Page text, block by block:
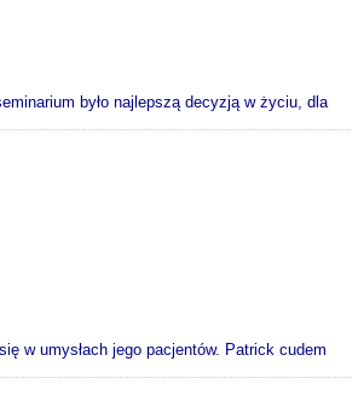
było najlepszą decyzją w życiu, dla
w umysłach jego pacjentów. Patrick cudem